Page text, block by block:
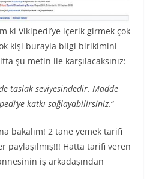
ki Vikipedi’ye içerik girmek çok
kişi burayla bilgi birikimini
şu metin ile karşılacaksınız:
taslak seviyesindedir. Madde
katkı sağlayabilirsiniz.“
bakalım! 2 tane yemek tarifi
paylaşılmış!!! Hatta tarifi veren
iş arkadaşından